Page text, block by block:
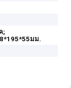
;
มม.